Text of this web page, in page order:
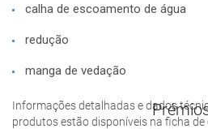
calha de escoamento de água
redução
manga de vedação
Informações detalhadas e dados
produtos estão disponíveis na ficha